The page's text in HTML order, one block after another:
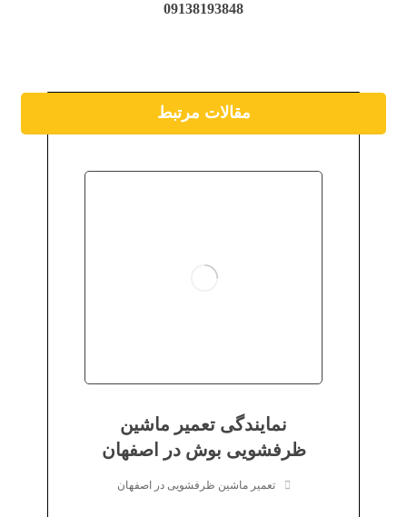
09138193848
مقالات مرتبط
نمایندگی تعمیر ماشین
ظرفشویی بوش در اصفهان
تعمیر ماشین ظرفشویی در اصفهان